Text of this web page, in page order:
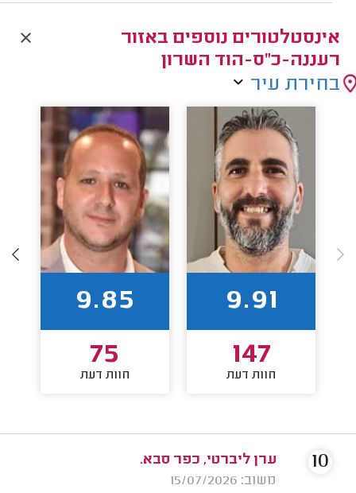
אינסטלטורים נוספים באזור
רעננה-כ"ס-הוד השרון
בחירת עיר
9.91
147
חוות דעת
9.85
75
חוות דעת
ערן ליברטי, כפר סבא.
משוב: 15/07/2026
10